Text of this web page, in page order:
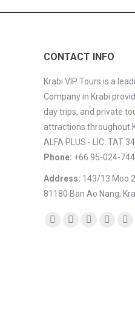
CONTACT INFO
Krabi VIP Tours is a
Company in Krabi
day trips, and private
attractions throughout
ALFA PLUS - LIC. TAT
Phone: +66 95-024-
Address: 143/13 Moo
81180 Ban Ao Nang,
Find us on: